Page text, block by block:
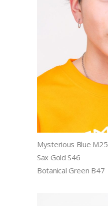
Mysterious Blue M25
Sax Gold S46
Botanical Green B47